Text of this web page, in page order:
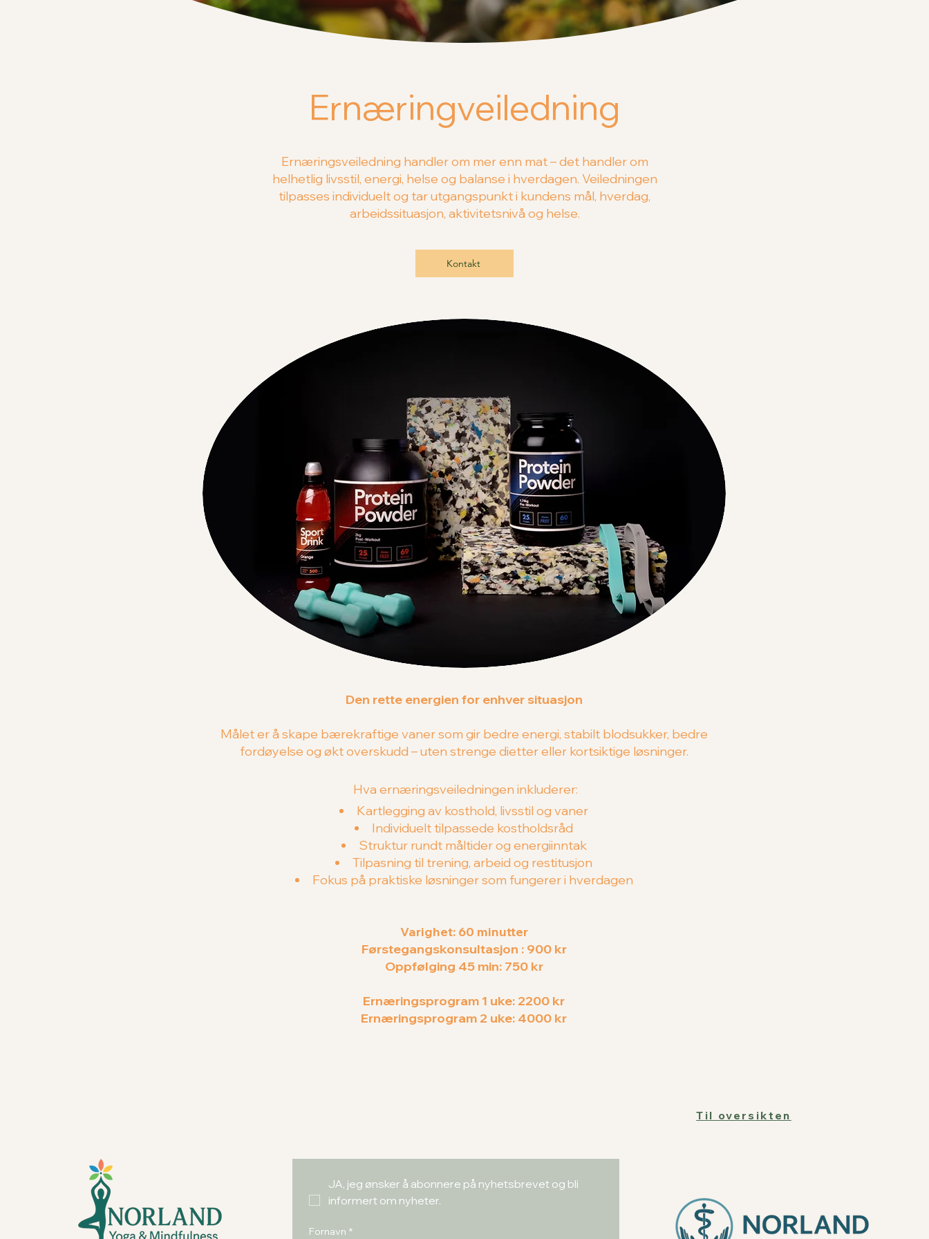
Ernæringveiledning
Ernæringsveiledning handler om mer enn mat – det handler om
helhetlig livsstil, energi, helse og balanse i hverdagen. Veiledningen
tilpasses individuelt og tar utgangspunkt i kundens mål, hverdag,
arbeidssituasjon, aktivitetsnivå og helse.
Kontakt
Den rette energien for enhver situasjon
Målet er å skape bærekraftige vaner som gir bedre energi, stabilt blodsukker, bedre
fordøyelse og økt overskudd – uten strenge dietter eller kortsiktige løsninger.
Hva ernæringsveiledningen inkluderer:
Kartlegging av kosthold, livsstil og vaner
Individuelt tilpassede kostholdsråd
Struktur rundt måltider og energiinntak
Tilpasning til trening, arbeid og restitusjon
Fokus på praktiske løsninger som fungerer i hverdagen
Varighet: 60 minutter
Førstegangskonsultasjon : 900 kr
Oppfølging 45 min: 750 kr
Ernæringsprogram 1 uke: 2200 kr
Ernæringsprogram 2 uke: 4000 kr
Til oversikten
JA, jeg ønsker å abonnere på nyhetsbrevet og bli
informert om nyheter.
Fornavn *